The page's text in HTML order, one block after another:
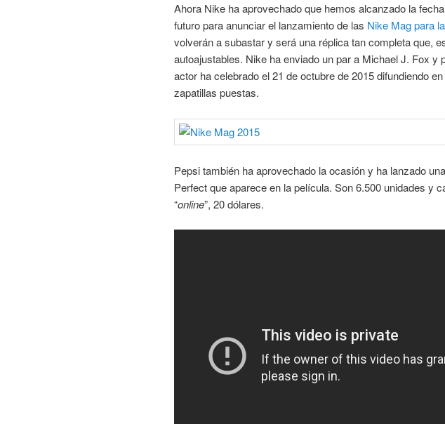
Ahora Nike ha aprovechado que hemos alcanzado la
futuro para anunciar el lanzamiento de las Nike Mag para
volverán a subastar y será una réplica tan completa que,
autoajustables. Nike ha enviado un par a Michael J. Fox y
actor ha celebrado el 21 de octubre de 2015 difundiendo en
zapatillas puestas.
Pepsi también ha aprovechado la ocasión y ha lanzado
Perfect que aparece en la película. Son 6.500 unidades y
“online”, 20 dólares.